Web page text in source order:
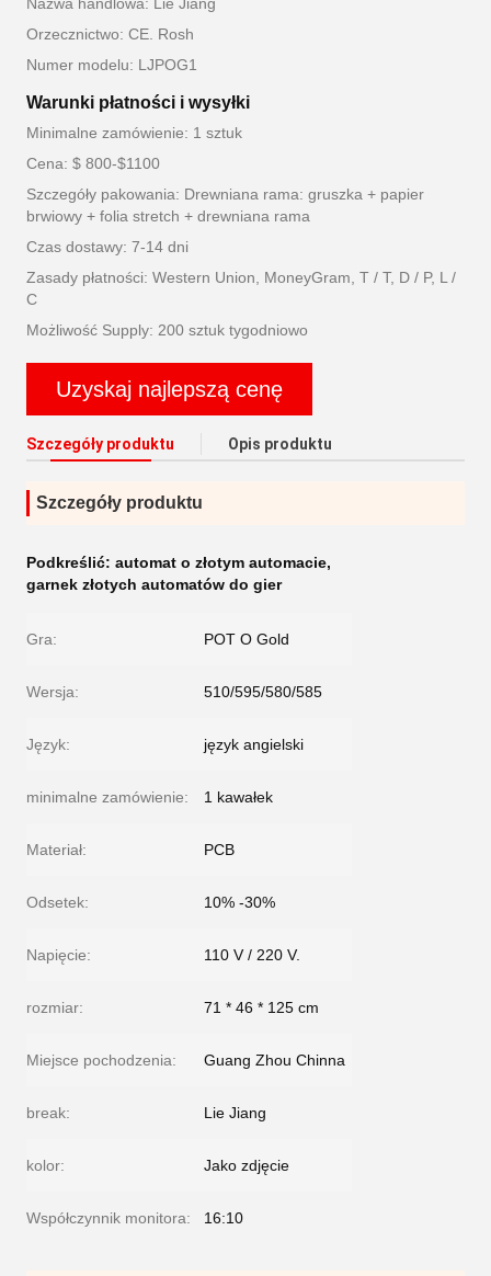
Orzecznictwo: CE. Rosh
Numer modelu: LJPOG1
Warunki płatności i wysyłki
Minimalne zamówienie: 1 sztuk
Cena: $ 800-$1100
Szczegóły pakowania: Drewniana rama: gruszka + papier
brwiowy + folia stretch + drewniana rama
Czas dostawy: 7-14 dni
Zasady płatności: Western Union, MoneyGram, T / T, D / P, L /
C
Możliwość Supply: 200 sztuk tygodniowo
Uzyskaj najlepszą cenę
Szczegóły produktu Opis produktu
Szczegóły produktu
Podkreślić: automat o złotym automacie,
garnek złotych automatów do gier
Gra: POT O Gold
Wersja: 510/595/580/585
Język: język angielski
minimalne zamówienie: 1 kawałek
Materiał: PCB
Odsetek: 10% -30%
Napięcie: 110 V / 220 V.
rozmiar: 71 * 46 * 125 cm
Miejsce pochodzenia: Guang Zhou Chinna
break: Lie Jiang
kolor: Jako zdjęcie
Współczynnik monitora: 16:10